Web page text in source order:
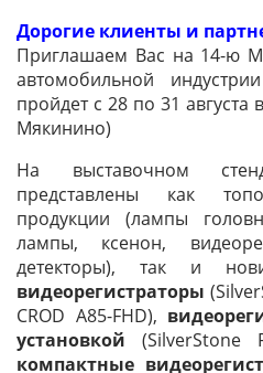
Дорогие клиенты и
Приглашаем Вас на 14-ю
автомобильной
пройдет c 28 по 31
Мякинино)
На выставочном
представлены как
продукции (лампы
лампы, ксенон,
детекторы), так и
видеорегистраторы
CROD A85-FHD),
установкой (SilverStone
компактные